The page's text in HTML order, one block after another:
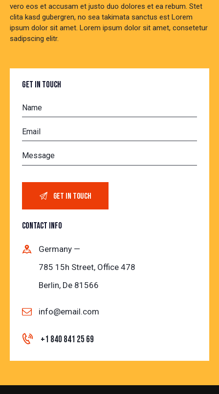
vero eos et accusam et justo duo dolores et ea rebum. Stet
clita kasd gubergren, no sea takimata sanctus est Lorem
ipsum dolor sit amet. Lorem ipsum dolor sit amet, consetetur
sadipscing elitr.
GET IN TOUCH
CONTACT INFO
Germany —
785 15h Street, Office 478
Berlin, De 81566
info@email.com
+1 840 841 25 69